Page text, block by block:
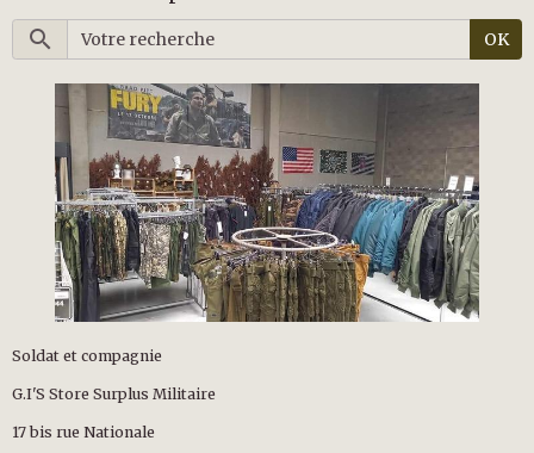
OK
Soldat et compagnie
G.I'S Store Surplus Militaire
17 bis rue Nationale